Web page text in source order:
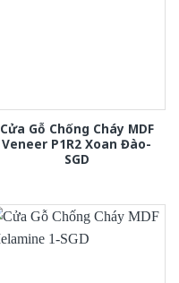
Cửa Gỗ Chống Cháy MDF
Veneer P1R2 Xoan Đào-
SGD